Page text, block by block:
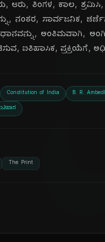
ಆರು, ತಿಂಗಳ, ಕಾಲ,
ನಂತರ, ಸಾರ್ವಜನಿಕ,
ಅಂತಿಮವಾಗಿ,
ಐತಿಹಾಸಿಕ, ಪ್ರಕ್ರಿಯೆಗೆ,
Constitution of India B. R.
The Print